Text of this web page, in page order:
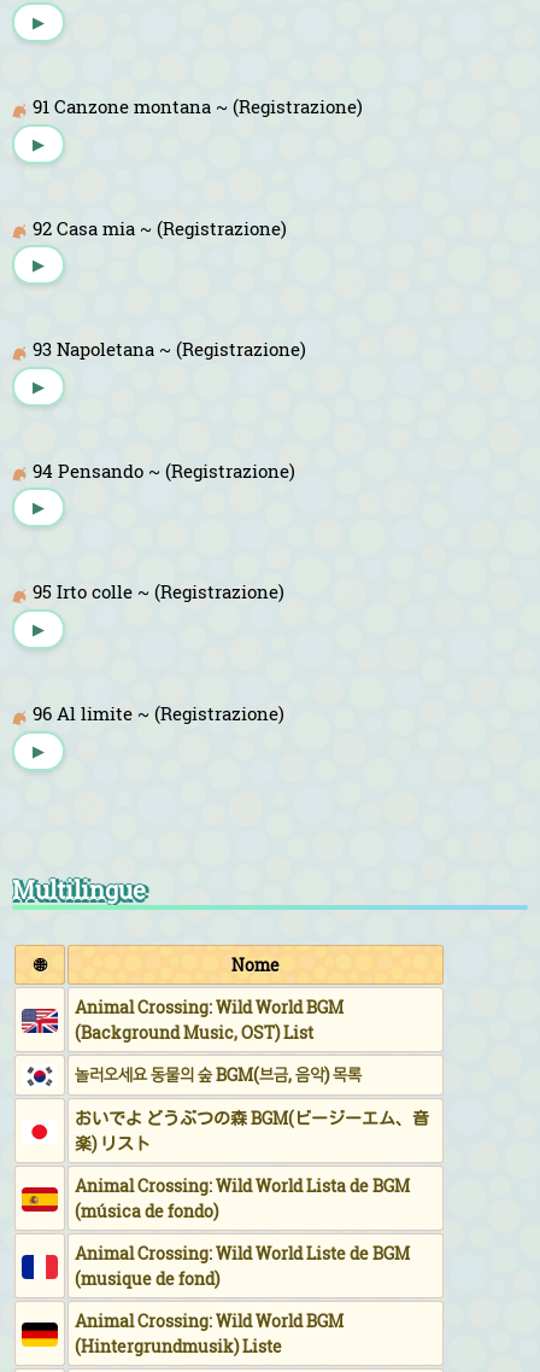
▶
91 Canzone montana ~ (Registrazione)
▶
92 Casa mia ~ (Registrazione)
▶
93 Napoletana ~ (Registrazione)
▶
94 Pensando ~ (Registrazione)
▶
95 Irto colle ~ (Registrazione)
▶
96 Al limite ~ (Registrazione)
▶
Multilingue
🌐
Nome
Animal Crossing: Wild World BGM
(Background Music, OST) List
놀러오세요 동물의 숲 BGM(브금, 음악) 목록
おいでよ どうぶつの森 BGM(ビージーエム、音
楽) リスト
Animal Crossing: Wild World Lista de BGM
(música de fondo)
Animal Crossing: Wild World Liste de BGM
(musique de fond)
Animal Crossing: Wild World BGM
(Hintergrundmusik) Liste